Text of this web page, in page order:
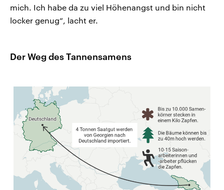
mich. Ich habe da zu viel Höhenangst und bin nicht
locker genug“, lacht er.
Der Weg des Tannensamens